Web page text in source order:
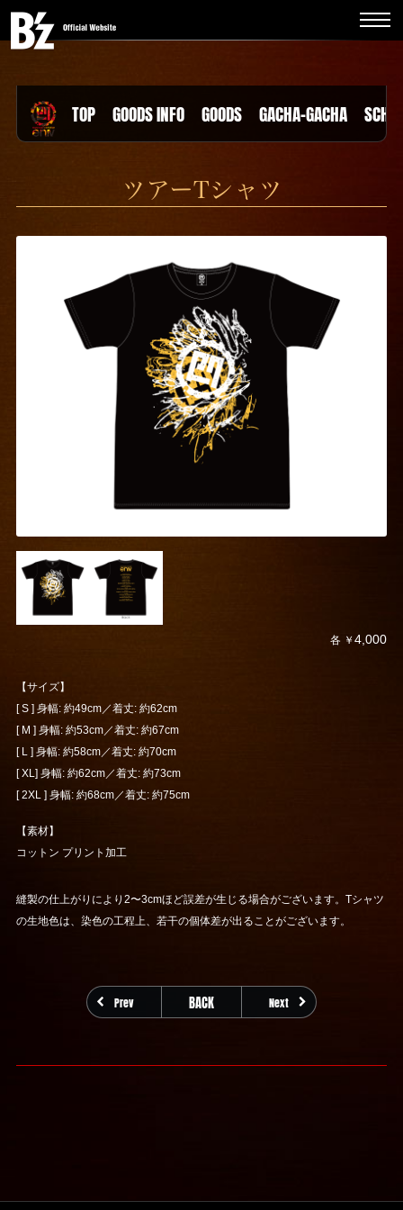
TOP GOODS INFO GOODS GACHA-GACHA
ツアーTシャツ
各 ￥4,000
【サイズ】
[ S ] 身幅: 約49cm／着丈: 約62cm
[ M ] 身幅: 約53cm／着丈: 約67cm
[ L ] 身幅: 約58cm／着丈: 約70cm
[ XL] 身幅: 約62cm／着丈: 約73cm
[ 2XL ] 身幅: 約68cm／着丈: 約75cm
【素材】
コットン プリント加工
縫製の仕上がりにより2〜3cmほど誤差が生じる場合がございます。Tシャツ
の生地色は、染色の工程上、若干の個体差が出ることがございます。
Prev BACK Next